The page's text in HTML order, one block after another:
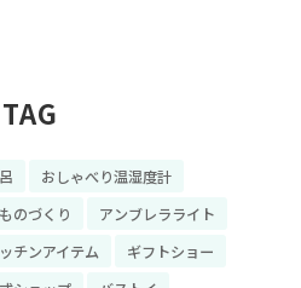
TAG
おしゃべり温湿度計
ものづくり
アンブレラライト
チンアイテム
ギフトショー